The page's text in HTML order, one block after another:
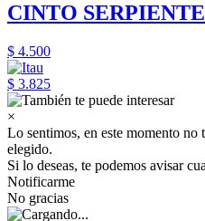
CINTO SERPIENTE
$ 4.500
$ 3.825
×
Lo sentimos, en este momento no
elegido.
Si lo deseas, te podemos avisar
Notificarme
No gracias